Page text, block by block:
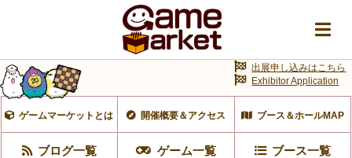
ゲームマーケットとは 開催概要＆アクセス ブース＆ホールMAP
ブログ一覧 ゲーム一覧 ブース一覧
出展申し込みはこちら
Exhibitor Application